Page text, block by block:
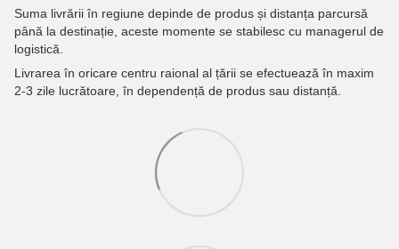
Suma livrării în regiune depinde de produs și distanța parcursă
până la destinație, aceste momente se stabilesc cu managerul de
logistică.
Livrarea în oricare centru raional al țării se efectuează în maxim
2-3 zile lucrătoare, în dependență de produs sau distanță.